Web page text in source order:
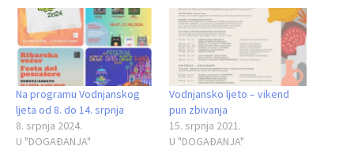
Na programu Vodnjanskog
ljeta od 8. do 14. srpnja
8. srpnja 2024.
U "DOGAĐANJA"
Vodnjansko ljeto – vikend
pun zbivanja
15. srpnja 2021.
U "DOGAĐANJA"